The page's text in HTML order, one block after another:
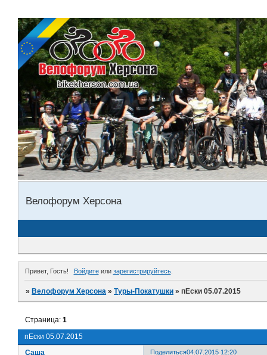
Велофорум Херсона
Привет, Гость! Войдитеили зарегистрируйтесь.
» Велофорум Херсона »Туры-Покатушки »пЕски 05.07.2015
пЕски 05.07.2015
Страница:1
Поделиться04.07.2015 12:20
Саша